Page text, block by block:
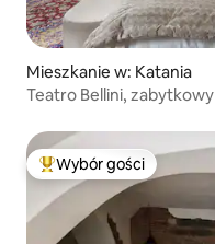
Mieszkanie w: Katania
Teatro Bellini,
Najpopularniejsze z
Wybór gości